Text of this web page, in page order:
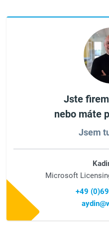
Jste
nebo máte
Jsem
Microsoft
+49